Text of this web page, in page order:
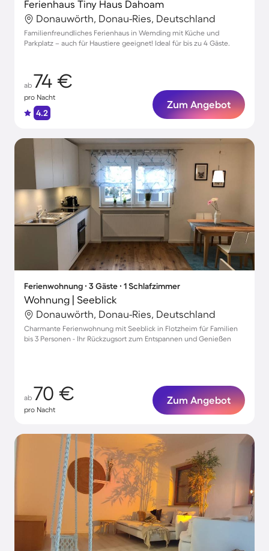
Ferienhaus Tiny Haus Dahoam
Donauwörth, Donau-Ries, Deutschland
Familienfreundliches Ferienhaus in Wemding mit Küche und
Parkplatz – auch für Haustiere geeignet! Ideal für bis zu 4 Gäste.
ab 74 €
pro Nacht
4.2
Zum Angebot
Ferienwohnung ∙ 3 Gäste ∙ 1 Schlafzimmer
Wohnung | Seeblick
Donauwörth, Donau-Ries, Deutschland
Charmante Ferienwohnung mit Seeblick in Flotzheim für Familien
bis 3 Personen - Ihr Rückzugsort zum Entspannen und Genießen
ab 70 €
pro Nacht
Zum Angebot